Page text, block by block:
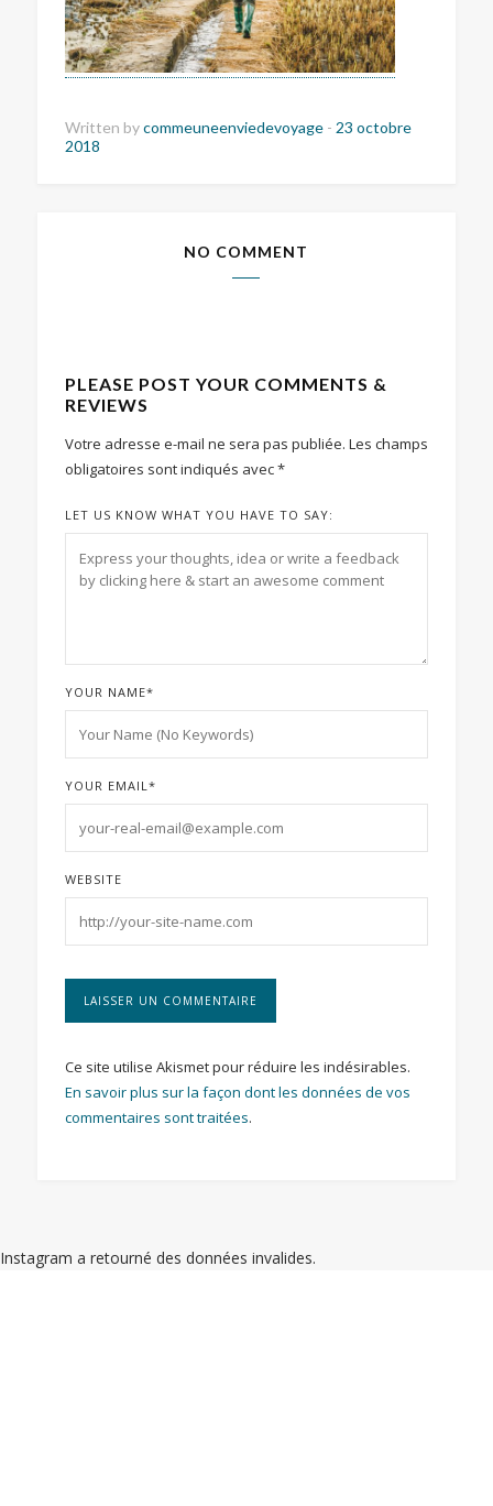
Written bycommeuneenviedevoyage - 23 octobre
2018
NO COMMENT
PLEASE POST YOUR COMMENTS &
REVIEWS
Votre adresse e-mail ne sera pas publiée. Les champs
obligatoires sont indiqués avec*
LET US KNOW WHAT YOU HAVE TO SAY:
YOUR NAME*
YOUR EMAIL*
WEBSITE
Ce site utilise Akismet pour réduire les indésirables.
En savoir plus sur la façon dont les données de vos
commentaires sont traitées.
Instagram a retourné des données invalides.